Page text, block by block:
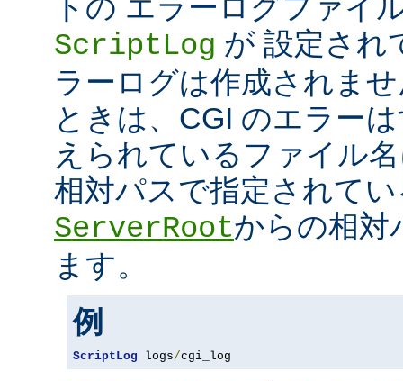
トの エラーログファイ
ScriptLog が 設定され
ラーログは作成されま
ときは、CGI のエラー
えられているファイル
相対パスで指定されて
ServerRootからの相対
ます。
例
ScriptLog logs/cgi_log